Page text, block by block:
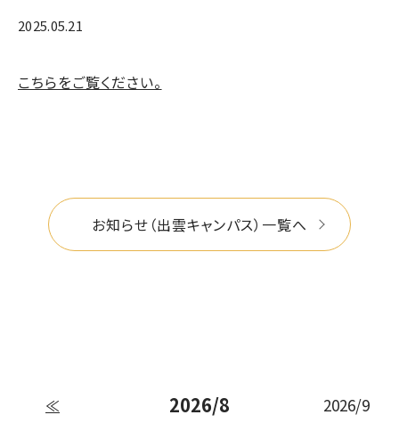
2025.05.21
こちらをご覧ください。
お知らせ（出雲キャンパス）一覧へ
≪ 2026/8 2026/9